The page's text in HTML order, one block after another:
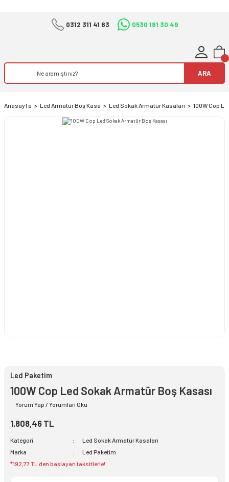
0312 311 41 83 0530 181 30 49
ARA
Anasayfa Led Armatür Boş Kasa Led Sokak Armatür Kasaları 100W Cop
Led Paketim
100W Cop Led Sokak Armatür Boş Kasası
Yorum Yap / Yorumları Oku
1.808,46 TL
Kategori
Led Sokak Armatür Kasaları
Marka
Led Paketim
*192,77 TL den başlayan taksitlerle!